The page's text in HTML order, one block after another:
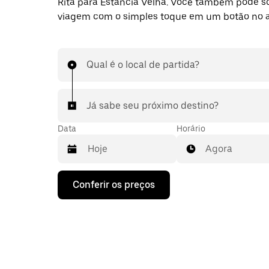
viagem com o simples toque em um botão no
Qual é o local de partida?
Já sabe seu próximo destino?
Data
Pressione
seta
Horário
Agora
Conferir os preços